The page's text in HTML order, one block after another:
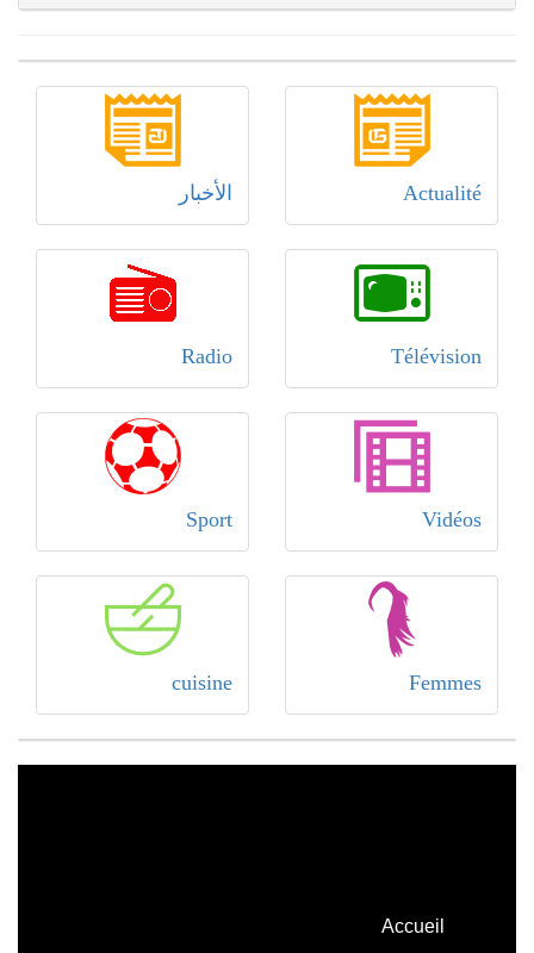
Actualité الأخبار
Télévision
Radio
Vidéos
Sport
Femmes
cuisine
Accueil